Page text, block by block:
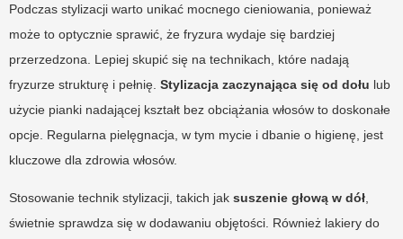
Podczas stylizacji warto unikać mocnego cieniowania, ponieważ
może to optycznie sprawić, że fryzura wydaje się bardziej
przerzedzona. Lepiej skupić się na technikach, które nadają
fryzurze strukturę i pełnię. Stylizacja zaczynająca się od dołu lub
użycie pianki nadającej kształt bez obciążania włosów to doskonałe
opcje. Regularna pielęgnacja, w tym mycie i dbanie o higienę, jest
kluczowe dla zdrowia włosów.
Stosowanie technik stylizacji, takich jak suszenie głową w dół
świetnie sprawdza się w dodawaniu objętości. Również lakiery do